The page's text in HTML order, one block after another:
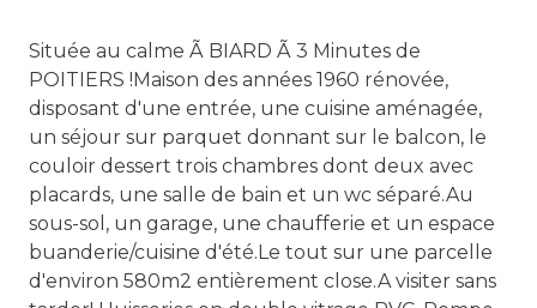
Située au calme Ã BIARD Ã 3 Minutes de
POITIERS !Maison des années 1960 rénovée,
disposant d'une entrée, une cuisine aménagée,
un séjour sur parquet donnant sur le balcon, le
couloir dessert trois chambres dont deux avec
placards, une salle de bain et un wc séparé.Au
sous-sol, un garage, une chaufferie et un espace
buanderie/cuisine d'été.Le tout sur une parcelle
d'environ 580m2 entièrement close.A visiter sans